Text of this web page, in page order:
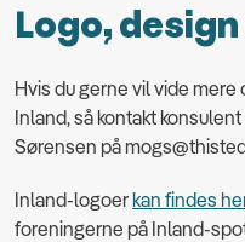
Logo,
Hvis du gerne vil vide
Inland, så kontakt
Sørensen på
Inland-logoerkan findes
foreningerne på Inland-